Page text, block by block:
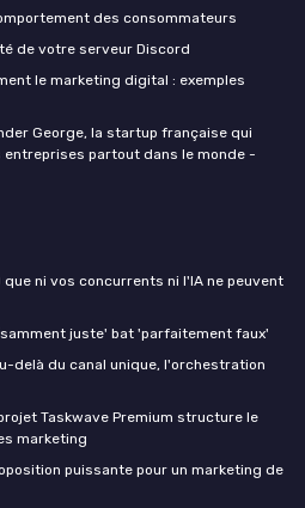
des consommateurs
de votre serveur Discord
le marketing digital : exemples
George, la startup française qui
partout dans le monde -
que ni vos concurrents ni l'IA ne peuvent
juste' bat 'parfaitement faux'
delà du canal unique, l'orchestration
Taskwave Premium structure le
marketing
puissante pour un marketing de